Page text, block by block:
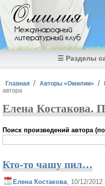
Перейти к основному
Омилия
Международный
литературный клуб
☰ Разделы
Вы здесь
Главная Авторы «Омилии»
автора
Елена Костакова.
Поиск произведений автора
Кто-то чашу пил…
Елена Костакова , 10/12/